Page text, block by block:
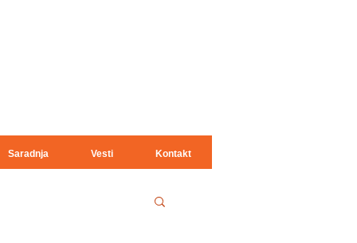
Saradnja Vesti Kontakt